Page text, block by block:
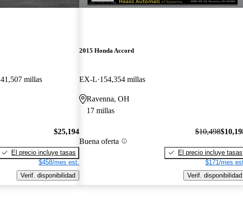
41,507 millas
$25,194
El precio incluye tasas
$458/mes est.
Verif. disponibilidad
2015 Honda Accord
EX-L 154,354 millas
Ravenna, OH
17 millas
Buena oferta
$10,498
El precio incluye tasas
$171/mes
Verif. disponibilidad